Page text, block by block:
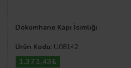
Dökümhane Kapı İsimliği
Ürün Kodu: U08142
1.371,43₺